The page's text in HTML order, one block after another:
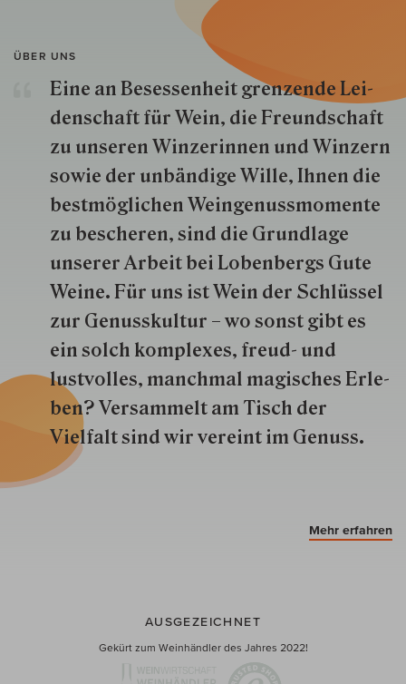
ÜBER UNS
Eine an Besessenheit gren­zende Lei­
den­schaft für Wein, die Freund­schaft
zu unseren Win­zer­innen und Win­zern
so­wie der un­bän­dige Wille, Ihnen die
best­mög­lich­en Wein­genuss­momente
zu besche­ren, sind die Grund­lage
unserer Arbeit bei Lobenbergs Gute
Weine. Für uns ist Wein der Schlüs­sel
zur Genuss­kultur – wo sonst gibt es
ein solch kom­plexes, freud- und
lustvolles, manchmal ma­gisch­es Er­le­
ben? Versammelt am Tisch der
Vielfalt sind wir ver­eint im Genuss.
Mehr erfahren
AUSGEZEICHNET
Gekürt zum Weinhändler des Jahres 2022!